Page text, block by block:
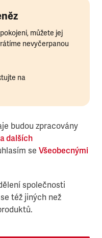
můžete jej
nevyčerpanou
na
budou zpracovány
dalších
se Všeobecnými
společnosti
též jiných než